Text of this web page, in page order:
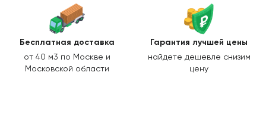
Бесплатная доставка
от 40 м3 по Москве и
Московской области
Гарантия лучшей цены
найдете дешевле снизим
цену